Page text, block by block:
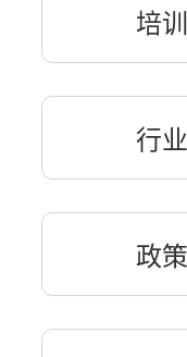
培
行
政